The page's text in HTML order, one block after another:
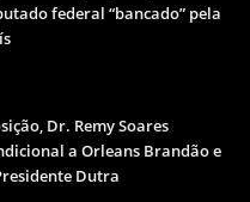
federal “bancado” pela
Dr. Remy Soares
a Orleans Brandão e
Dutra